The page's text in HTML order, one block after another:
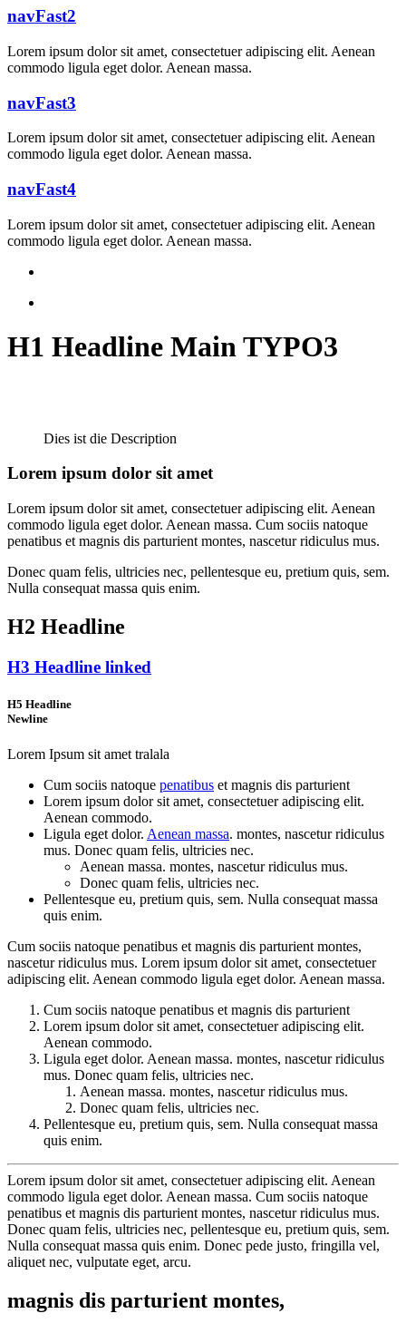
navFast2
Lorem ipsum dolor sit amet, consectetuer adipiscing elit. Aenean
commodo ligula eget dolor. Aenean massa.
navFast3
Lorem ipsum dolor sit amet, consectetuer adipiscing elit. Aenean
commodo ligula eget dolor. Aenean massa.
navFast4
Lorem ipsum dolor sit amet, consectetuer adipiscing elit. Aenean
commodo ligula eget dolor. Aenean massa.
H1 Headline Main TYPO3
Dies ist die Description
Lorem ipsum dolor sit amet
Lorem ipsum dolor sit amet, consectetuer adipiscing elit. Aenean
commodo ligula eget dolor. Aenean massa. Cum sociis natoque
penatibus et magnis dis parturient montes, nascetur ridiculus mus.
Donec quam felis, ultricies nec, pellentesque eu, pretium quis, sem.
Nulla consequat massa quis enim.
H2 Headline
H3 Headline linked
H5 Headline
Newline
Lorem Ipsum sit amet tralala
Cum sociis natoque penatibus et magnis dis parturient
Lorem ipsum dolor sit amet, consectetuer adipiscing elit.
Aenean commodo.
Ligula eget dolor. Aenean massa. montes, nascetur ridiculus
mus. Donec quam felis, ultricies nec.
Aenean massa. montes, nascetur ridiculus mus.
Donec quam felis, ultricies nec.
Pellentesque eu, pretium quis, sem. Nulla consequat massa
quis enim.
Cum sociis natoque penatibus et magnis dis parturient montes,
nascetur ridiculus mus. Lorem ipsum dolor sit amet, consectetuer
adipiscing elit. Aenean commodo ligula eget dolor. Aenean massa.
Cum sociis natoque penatibus et magnis dis parturient
Lorem ipsum dolor sit amet, consectetuer adipiscing elit.
Aenean commodo.
Ligula eget dolor. Aenean massa. montes, nascetur ridiculus
mus. Donec quam felis, ultricies nec.
Aenean massa. montes, nascetur ridiculus mus.
Donec quam felis, ultricies nec.
Pellentesque eu, pretium quis, sem. Nulla consequat massa
quis enim.
Lorem ipsum dolor sit amet, consectetuer adipiscing elit. Aenean
commodo ligula eget dolor. Aenean massa. Cum sociis natoque
penatibus et magnis dis parturient montes, nascetur ridiculus mus.
Donec quam felis, ultricies nec, pellentesque eu, pretium quis, sem.
Nulla consequat massa quis enim. Donec pede justo, fringilla vel,
aliquet nec, vulputate eget, arcu.
magnis dis parturient montes,